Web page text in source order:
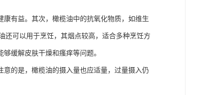
有益。其次，橄榄油中的抗氧化物质，如维生
还可以用于烹饪，其烟点较高，适合多种烹饪方
缓解皮肤干燥和瘙痒等问题。
的是，橄榄油的摄入量也应适量，过量摄入仍